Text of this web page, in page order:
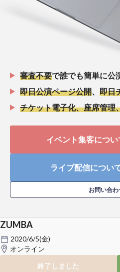
審査不要で誰でも簡単に公
即日公演ページ公開
即日
チケット電子化、座席管理
イベント集客につ
ライブ配信につい
お問い合わ
ZUMBA
2020/6/5(金)
オンライン
終了しました